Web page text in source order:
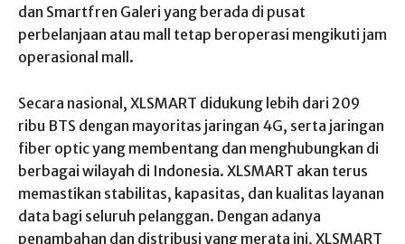
dan Smartfren Galeri yang berada di pusat
perbelanjaan atau mall tetap beroperasi mengikuti jam
operasional mall.
Secara nasional, XLSMART didukung lebih dari 209
ribu BTS dengan mayoritas jaringan 4G, serta jaringan
fiber optic yang membentang dan menghubungkan di
berbagai wilayah di Indonesia. XLSMART akan terus
memastikan stabilitas, kapasitas, dan kualitas layanan
data bagi seluruh pelanggan. Dengan adanya
penambahan dan distribusi yang merata ini, XLSMART